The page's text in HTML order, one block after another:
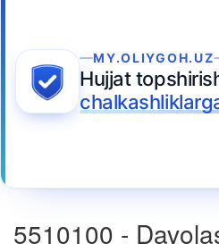
MY.OLIYGOH.UZ
Hujjat
5510100 -